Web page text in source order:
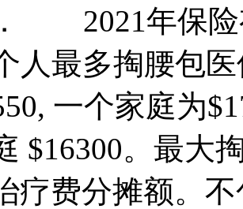
2021年保险
人最多掏腰包
一个家庭为
$16300。最大
疗费分摊额。